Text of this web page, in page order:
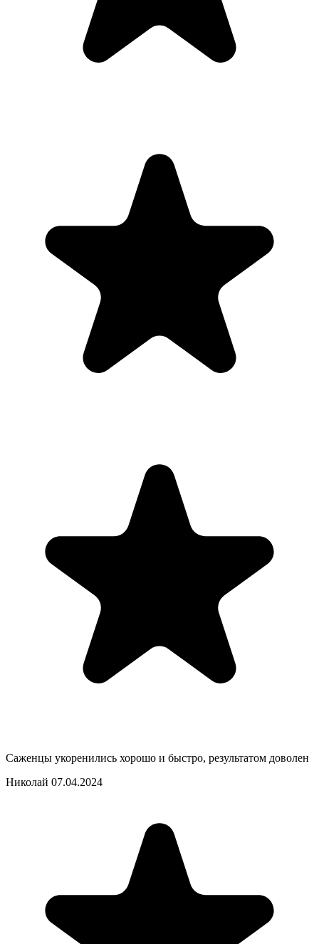
Саженцы укоренились хорошо и быстро, результатом доволен
Николай 07.04.2024